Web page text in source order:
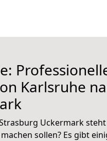
Karlsruhe
Uckermark
sollen? Es gibt